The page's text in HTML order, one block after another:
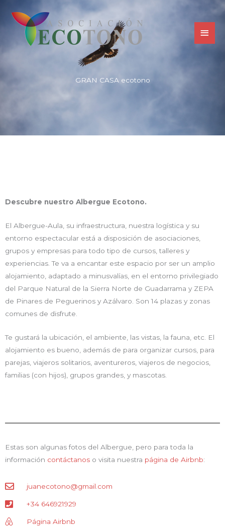
contenido
GRAN CASA ecotono
Descubre nuestro Albergue Ecotono.
El Albergue-Aula, su infraestructura, nuestra logística y su
entorno espectacular está a disposición de asociaciones,
grupos y empresas para todo tipo de cursos, talleres y
experiencias. Te va a encantar este espacio por ser un amplio
alojamiento, adaptado a minusvalías, en el entorno privilegiado
del Parque Natural de la Sierra Norte de Guadarrama y ZEPA
de Pinares de Peguerinos y Azálvaro. Son 14 plazas y zonas
comunes de disfrute.
Te gustará la ubicación, el ambiente, las vistas, la fauna, etc. El
alojamiento es bueno, además de para organizar cursos, para
parejas, viajeros solitarios, aventureros, viajeros de negocios,
familias (con hijos), grupos grandes, y mascotas.
Estas son algunas fotos del Albergue, pero para toda la
información contáctanos o visita nuestra página de Airbnb:
juanecotono@gmail.com
+34 646921929
Página Airbnb